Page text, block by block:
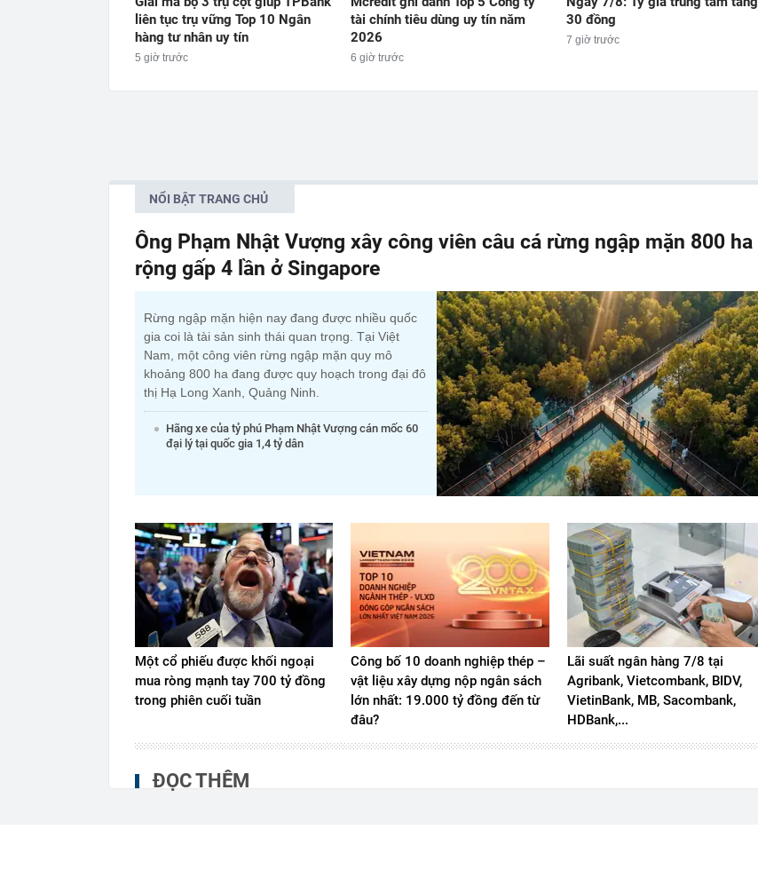
liên tục trụ vững Top 10 Ngân
hàng tư nhân uy tín
5 giờ trước
tài chính tiêu dùng uy tín năm
2026
6 giờ trước
30 đồng
7 giờ trước
NỔI BẬT TRANG CHỦ
Ông Phạm Nhật Vượng xây công viên câu cá rừng ngập mặn 800 ha
rộng gấp 4 lần ở Singapore
Rừng ngập mặn hiện nay đang được nhiều quốc
gia coi là tài sản sinh thái quan trọng. Tại Việt
Nam, một công viên rừng ngập mặn quy mô
khoảng 800 ha đang được quy hoạch trong đại đô
thị Hạ Long Xanh, Quảng Ninh.
Hãng xe của tỷ phú Phạm Nhật Vượng cán mốc 60
đại lý tại quốc gia 1,4 tỷ dân
Một cổ phiếu được khối ngoại
mua ròng mạnh tay 700 tỷ đồng
trong phiên cuối tuần
Công bố 10 doanh nghiệp thép –
vật liệu xây dựng nộp ngân sách
lớn nhất: 19.000 tỷ đồng đến từ
đâu?
Lãi suất ngân hàng 7/8 tại
Agribank, Vietcombank, BIDV,
VietinBank, MB, Sacombank,
HDBank,...
ĐỌC THÊM